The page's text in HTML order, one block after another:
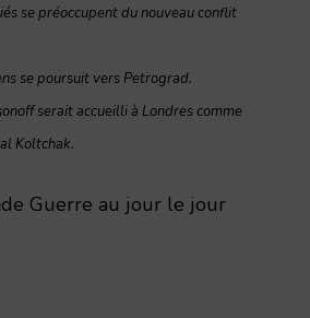
se préoccupent du nouveau conflit
se poursuit vers Petrograd.
serait accueilli à Londres comme
Koltchak.
Guerre au jour le jour